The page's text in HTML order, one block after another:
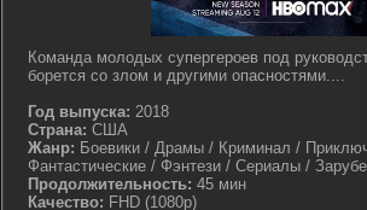
Команда молодых супергероев под
борется со злом и другими опасностями....
Год выпуска: 2018
Страна: США
Жанр: Боевики / Драмы / Криминал /
Фантастические / Фэнтези / Сериалы /
Продолжительность: 45 мин
Качество: FHD (1080p)